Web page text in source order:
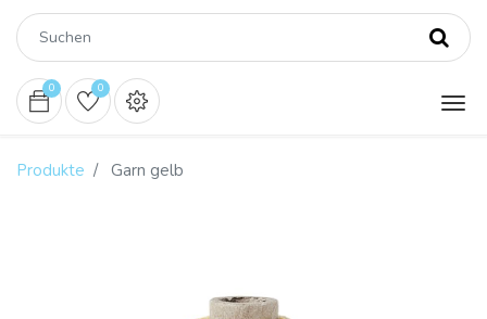
0 0
Produkte Garn gelb